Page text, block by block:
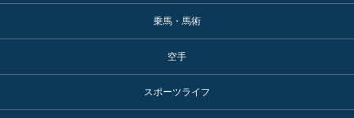
乗馬・馬術
空手
スポーツライフ